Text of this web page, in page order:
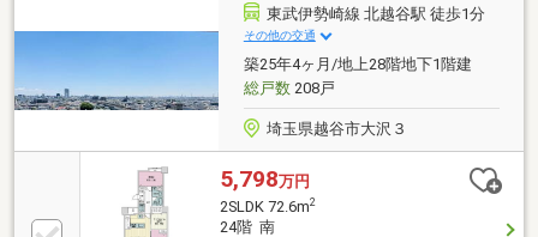
東武伊勢崎線 北越谷駅 徒歩1分
その他の交通
築25年4ヶ月/地上28階地下1階建
総戸数208戸
埼玉県越谷市大沢３
5,798万円
2SLDK 72.6m2
24階 南